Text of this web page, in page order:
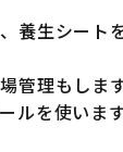
養生シート
管理もします
ルを使いま